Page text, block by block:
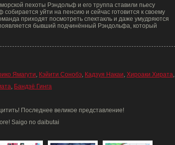
пехоты Рэндольф и его труппа ставили пьесу
собирается уйти на пенсию и сейчас готовится к своему
приходят посмотреть спектакль и даже умудряются
бывший подчинённый Рэндольфа, который
Ямагути, Кэйити Сонобэ, Кадзуя Накаи, Хироаки Хирата,
, Бандзё Гинга
Последнее великое представление!
Saigo no daibutai